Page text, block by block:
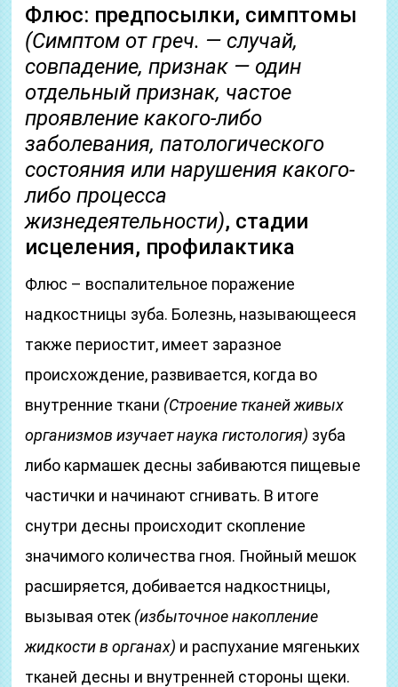
Флюс: предпосылки, симптомы
(Симптом от греч. — случай,
совпадение, признак — один
отдельный признак, частое
проявление какого-либо
заболевания, патологического
состояния или нарушения какого-
либо процесса
жизнедеятельности), стадии
исцеления, профилактика
Флюс – воспалительное поражение
надкостницы зуба. Болезнь, называющееся
также периостит, имеет заразное
происхождение, развивается, когда во
внутренние ткани (Строение тканей живых
организмов изучает наука гистология) зуба
либо кармашек десны забиваются пищевые
частички и начинают сгнивать. В итоге
снутри десны происходит скопление
значимого количества гноя. Гнойный мешок
расширяется, добивается надкостницы,
вызывая отек (избыточное накопление
жидкости в органах) и распухание мягеньких
тканей десны и внутренней стороны щеки.